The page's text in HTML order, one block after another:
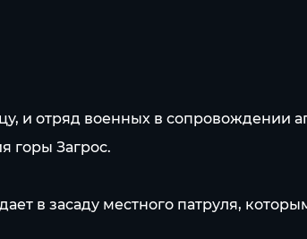
и отряд военных в сопровождении
горы Загрос.
в засаду местного патруля,